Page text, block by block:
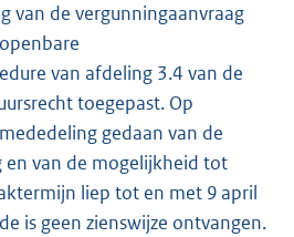
van de vergunningaanvraag
van afdeling 3.4 van de
toegepast. Op
gedaan van de
van de mogelijkheid tot
liep tot en met 9 april
is geen zienswijze ontvangen.